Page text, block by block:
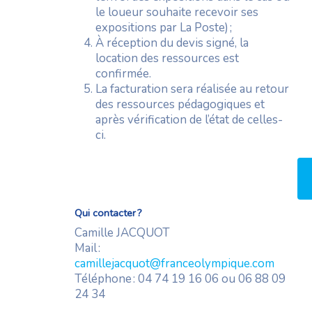
le loueur souhaite recevoir ses
expositions par La Poste) ;
À réception du devis signé, la
location des ressources est
confirmée.
La facturation sera réalisée au retour
des ressources pédagogiques et
après vérification de l’état de celles-
ci.
Qui contacter ?
Camille JACQUOT
Mail :
camillejacquot@franceolympique.com
Téléphone : 04 74 19 16 06 ou 06 88 09
24 34